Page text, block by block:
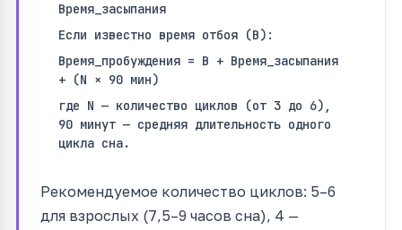
Время_засыпания
Если известно время отбоя (B):
Время_пробуждения = B + Время_засыпания
+ (N × 90 мин)
где N — количество циклов (от 3 до 6),
90 минут — средняя длительность одного
цикла сна.
Рекомендуемое количество циклов: 5–6
для взрослых (7,5–9 часов сна), 4 —